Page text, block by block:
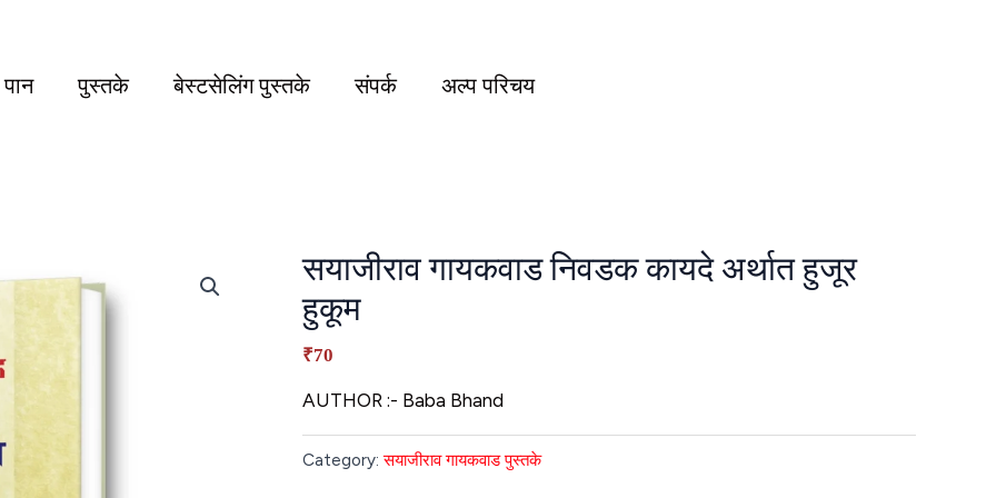
पुस्तके बेस्टसेलिंग पुस्तके संपर्क अल्प परिचय
सयाजीराव गायकवाड निवडक कायदे अर्थात हुजूर
हुकूम
₹70
AUTHOR :- Baba Bhand
Category:सयाजीराव गायकवाड पुस्तके